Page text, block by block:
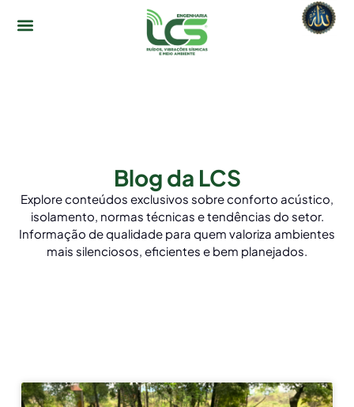
Blog da LCS
Explore conteúdos exclusivos sobre conforto acústico,
isolamento, normas técnicas e tendências do setor.
Informação de qualidade para quem valoriza ambientes
mais silenciosos, eficientes e bem planejados.